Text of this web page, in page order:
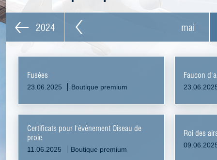
2024 mai
Fusées
23.06.2025 Boutique premium
Faucon
Certificats pour l'événement Oiseau de
proie
11.06.2025 Boutique premium
Roi des